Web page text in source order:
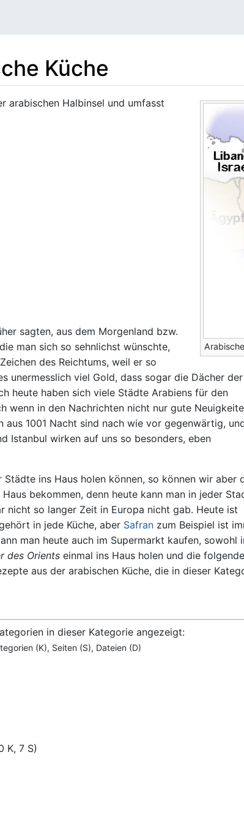
Küche
arabischen Halbinsel und umfasst
sagten, aus dem Morgenland bzw.
man sich so sehnlichst wünschte,
des Reichtums, weil er so
unermesslich viel Gold, dass sogar die Dächer der
heute haben sich viele Städte Arabiens für den
wenn in den Nachrichten nicht nur gute
aus 1001 Nacht sind nach wie vor gegenwärtig,
Istanbul wirken auf uns so besonders, eben
ins Haus holen können, so können wir aber
bekommen, denn heute kann man in jeder
nicht so langer Zeit in Europa nicht gab. Heute ist
in jede Küche, aber Safran zum Beispiel ist
man heute auch im Supermarkt kaufen,
des Orients einmal ins Haus holen und die
aus der arabischen Küche, die in dieser
in dieser Kategorie angezeigt:
(K), Seiten (S), Dateien (D)
K, 7 S)